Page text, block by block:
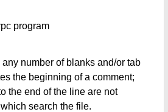
program
any number of blanks and/or tab
the beginning of a comment;
the end of the line are not
search the file.